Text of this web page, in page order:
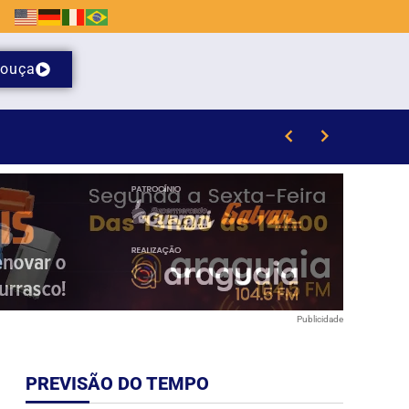
ouça
Publicidade
PREVISÃO DO TEMPO